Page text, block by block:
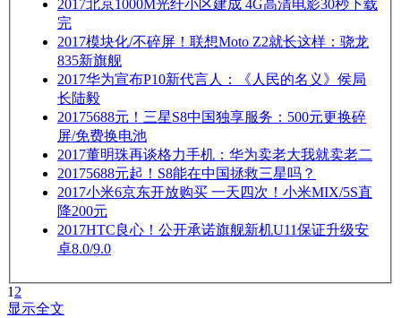
2017北京1000M光纤小区建成 4G高清电影30秒下载
完
2017模块化/不碎屏！联想Moto Z2就长这样：骁龙
835新旗舰
2017华为宣布P10新代言人：《人民的名义》侯局
长陆毅
20175688元！三星S8中国独享服务：500元更换碎
屏/免费换电池
2017董明珠再谈格力手机：华为卖老大我就卖老二
20175688元起！S8能在中国拯救三星吗？
2017小米6京东开放购买 一天四次！小米MIX/5S直
降200元
2017HTC良心！公开承诺旗舰新机U11保证升级安
卓8.0/9.0
1 2
显示全文